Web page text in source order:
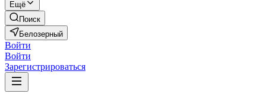
Ещё
Поиск
Белозерный
Войти
Войти
Зарегистрироваться